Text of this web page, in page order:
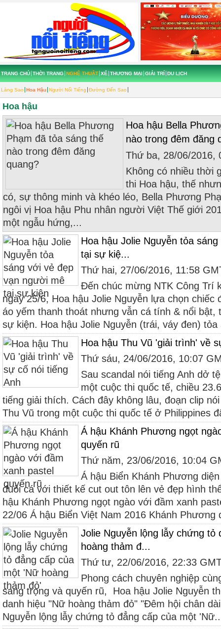
TRANG CHỦ THỜI TRANG NGHỆ THUẬT
Làng Sao Hoa Hậu Người Nổi Tiếng Đường Đến Sao
XẾ THƯƠNG MẠI GIẢI TRÍ DU LỊCH
Hoa hậu
Hoa hậu Bella
nào trong đêm đăng
Thứ ba, 28/06/2016,
Không có nhiều thời
thi Hoa hậu, thế
có, sự thông minh và khéo léo, Bella Phương
ngôi vị Hoa hậu Phu nhân người Việt Thế giới
một ngẫu hứng,...
Hoa hậu Jolie Nguyễn tỏa
tại sự kiệ...
Thứ hai, 27/06/2016, 11:58
Đến chúc mừng NTK Công Trí
ngày 25/6, Hoa hậu Jolie Nguyễn lựa chọn chiếc
áo yếm thanh thoát nhưng vẫn cá tính & nổi bật,
sự kiện. Hoa hậu Jolie Nguyễn (trái, váy đen) tỏa
Hoa hậu Thu Vũ 'giải trình' về
Thứ sáu, 24/06/2016, 10:07
Sau scandal nói tiếng Anh dở
một cuộc thi quốc tế, chiều
tiếng giải thích. Cách đây không lâu, đoạn clip
Thu Vũ trong một cuộc thi quốc tế ở Philippines
Á hậu Khánh Phương ngọt
quyến rũ
Thứ năm, 23/06/2016, 10:04
Á hậu Biển Khánh Phương
đuôi cá với thiết kế cut out tôn lên vẻ đẹp hình
hậu Khánh Phương ngọt ngào với đầm xanh
22/06 Á hậu Biển Việt Nam 2016 Khánh Phương
Jolie Nguyễn lộng lẫy chứng tỏ
hoàng thảm đ...
Thứ tư, 22/06/2016, 22:33
Phong cách chuyên nghiệp
sang trọng và quyến rũ, Hoa hậu Jolie Nguyễn
danh hiệu "Nữ hoàng thảm đỏ" "Đêm hội chân
Nguyễn lộng lẫy chứng tỏ đẳng cấp của một